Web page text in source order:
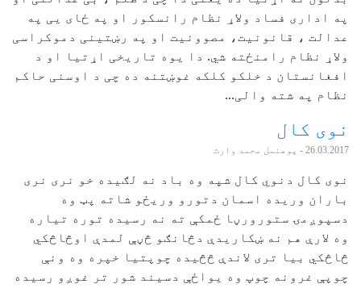
په اداری فساد ولاړ نظام رانسکور او په ځای یی په
عدالت ، قانونیت، مصوونیت او په رښتینی دموکراسی
ولاړ نظام رامنځته شي. دا یوه تاریخی اړتیا او د
افغانستان د خلکو کلکه غوښتنه ده چی د اوسنی حاکم
نظام په شته والی...
نوی کال
26.03.2017 - پوهنمل محمد وارث
نوی کال دنوي کال شپه وه باد نه لګیده خو نری نری
باران وریده اسمان دتورو وریځو شاته پټ وه
دسپوږمۍ ستورورڼا ځمکې ته نه رسیده توره تیاره
وه لارې هم نه ښکاریدې دڅانګو څڼې لمدې اوڅاڅکي
څاڅکي بیا تری لاندې څڅیده چوپتیا خپره وه ونې
چوپې غرونه چوپ وه یواځې دسیند شور تر غوږو رسیده